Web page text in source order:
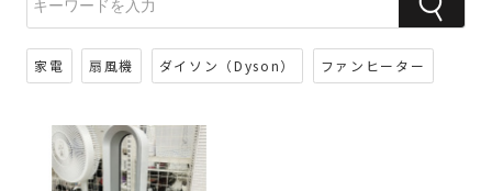
家電 扇風機 ダイソン（Dyson） ファンヒーター